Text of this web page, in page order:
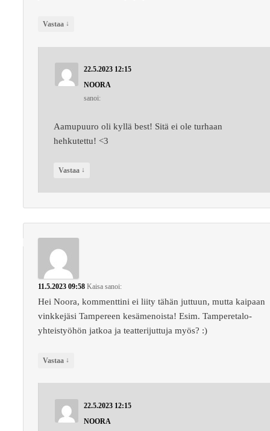
Vastaa ↓
22.5.2023 12:15
NOORA
sanoi:
Aamupuuro oli kyllä best! Sitä ei ole turhaan
hehkutettu! <3
Vastaa ↓
11.5.2023 09:58 Kaisa sanoi:
Hei Noora, kommenttini ei liity tähän juttuun, mutta kaipaan
vinkkejäsi Tampereen kesämenoista! Esim. Tamperetalo-
yhteistyöhön jatkoa ja teatterijuttuja myös? :)
Vastaa ↓
22.5.2023 12:15
NOORA